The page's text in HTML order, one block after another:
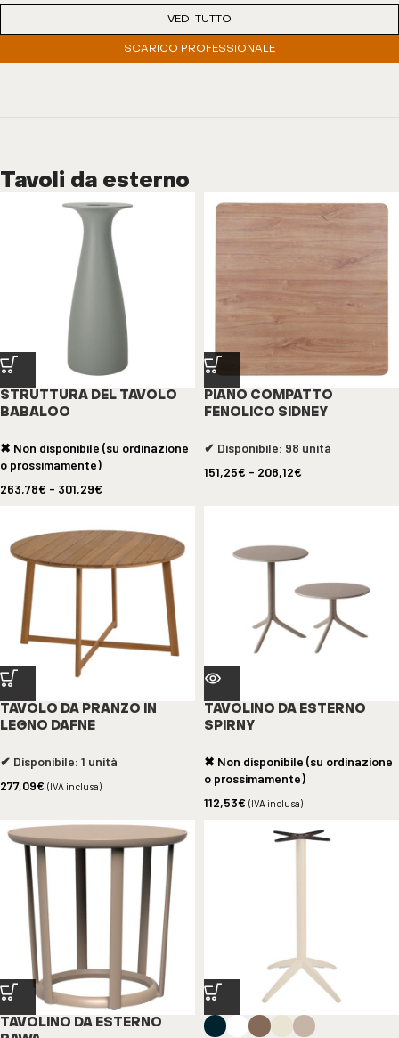
VEDI TUTTO
SCARICO PROFESSIONALE
Tavoli da esterno
STRUTTURA DEL TAVOLO
BABALOO
✖ Non disponibile (su ordinazione
o prossimamente)
263,78€ - 301,29€
PIANO COMPATTO
FENOLICO SIDNEY
✔ Disponibile: 98 unità
151,25€ - 208,12€
TAVOLO DA PRANZO IN
LEGNO DAFNE
✔ Disponibile: 1 unità
277,09€ (IVA inclusa)
TAVOLINO DA ESTERNO
SPIRNY
✖ Non disponibile (su ordinazione
o prossimamente)
112,53€ (IVA inclusa)
TAVOLINO DA ESTERNO